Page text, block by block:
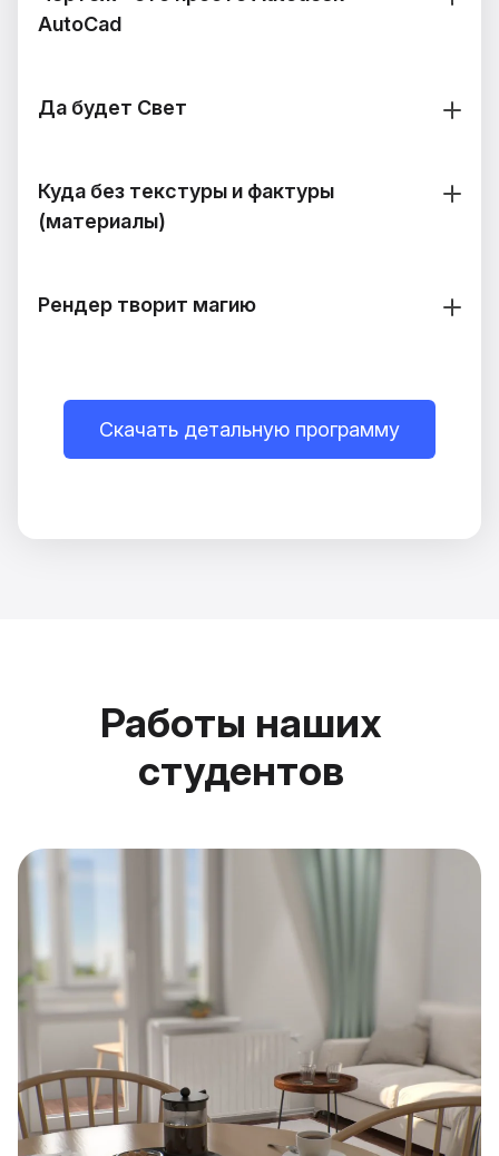
AutoCad
Да будет Свет
Куда без текстуры и фактуры
(материалы)
Рендер творит магию
Скачать детальную программу
Работы наших
студентов